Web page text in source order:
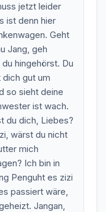
jetzt leider
ist denn hier
Geht
Jang, geh
hingehörst. Du
dich gut um
so sieht deine
ist wach.
du dich, Liebes?
wärst du nicht
mich
Ich bin in
Penguht es zizi
passiert wäre,
Jangan,